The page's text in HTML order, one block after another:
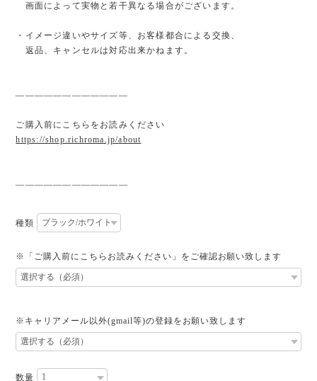
画面によって実物と若干異なる場合がございます。
・イメージ違いやサイズ等、お客様都合による交換、
返品、キャンセルは対応出来かねます。
————————————
ご購入前にこちらをお読みください
https://shop.richroma.jp/about
————————————
種類
※「ご購入前にこちらお読みください」をご確認お願い致します
※キャリアメール以外(gmail等)の登録をお願い致します
数量